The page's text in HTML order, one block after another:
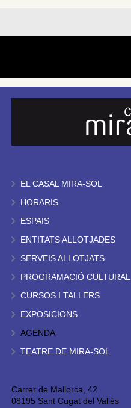
EL CASAL MIRA-SOL
HORARIS
ESPAIS
ENTITATS ALLOTJADES
SERVEIS ALLOTJATS
PROGRAMACIÓ CULTURAL
CURSOS I TALLERS
EXPOSICIONS
AGENDA
TEATRE DE MIRA-SOL
Carrer de Mallorca, 42
08195 Sant Cugat del Vallès